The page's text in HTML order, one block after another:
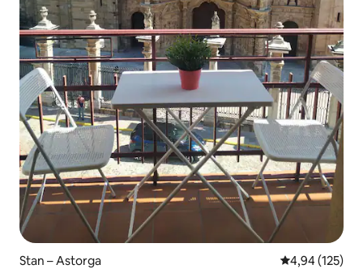
Stan – Astorga Prosječna
4,94 (125)